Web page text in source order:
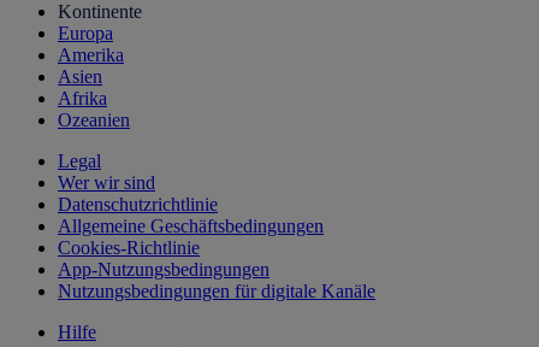
Kontinente
Europa
Amerika
Asien
Afrika
Ozeanien
Legal
Wer wir sind
Datenschutzrichtlinie
Allgemeine Geschäftsbedingungen
Cookies-Richtlinie
App-Nutzungsbedingungen
Nutzungsbedingungen für digitale Kanäle
Hilfe